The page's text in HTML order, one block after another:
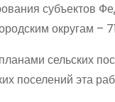
субъектов
округам –
сельских
поселений эта